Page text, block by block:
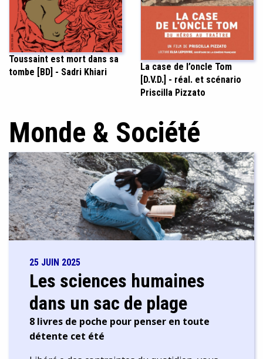
Toussaint est mort dans sa
tombe [BD] - Sadri Khiari
La case de l’oncle Tom
[D.V.D.] - réal. et scénario
Priscilla Pizzato
Monde & Société
25 JUIN 2025
Les sciences humaines
dans un sac de plage
8 livres de poche pour penser en toute
détente cet été